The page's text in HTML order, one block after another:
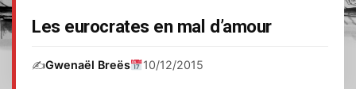
Les eurocrates en mal d’amour
✍️Gwenaël Breës 10/12/2015